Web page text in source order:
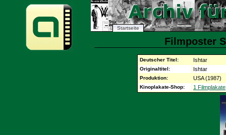
Startseite
Filmposter
Deutscher Titel: Ishtar
Originaltitel: Ishtar
Produktion: USA (1987)
Kinoplakate-Shop: 1 Filmplakate